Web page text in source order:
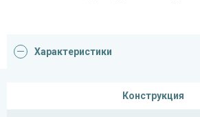
Характеристики
Конструкция